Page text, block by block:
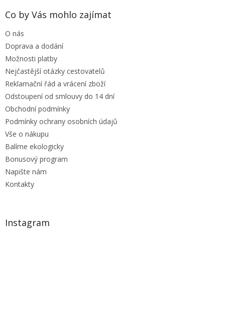
Co by Vás mohlo zajímat
O nás
Doprava a dodání
Možnosti platby
Nejčastější otázky cestovatelů
Reklamační řád a vrácení zboží
Odstoupení od smlouvy do 14 dní
Obchodní podmínky
Podmínky ochrany osobních údajů
Vše o nákupu
Balíme ekologicky
Bonusový program
Napište nám
Kontakty
Instagram